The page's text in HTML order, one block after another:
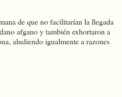
de que no facilitarían la llegada
afgano y también exhortaron a
aludiendo igualmente a razones